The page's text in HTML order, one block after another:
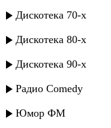
Дискотека 70-х
Дискотека 80-х
Дискотека 90-х
Радио Comedy
Юмор ФМ
Марина
Марина
Марина